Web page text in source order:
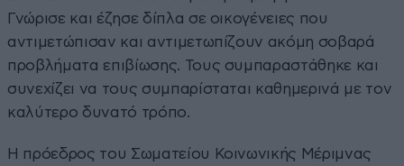
Γνώρισε και έζησε δίπλα σε οικογένειες που
αντιμετώπισαν και αντιμετωπίζουν ακόμη σοβαρά
προβλήματα επιβίωσης. Τους συμπαραστάθηκε και
συνεχίζει να τους συμπαρίσταται καθημερινά με τον
καλύτερο δυνατό τρόπο.
Η πρόεδρος του Σωματείου Κοινωνικής Μέριμνας